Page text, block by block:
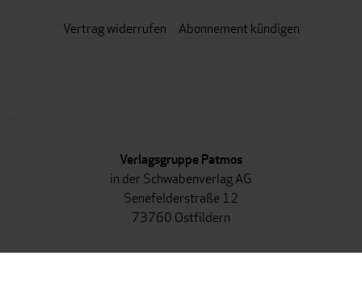
Vertrag widerrufen Abonnement kündigen
Verlagsgruppe Patmos
in der Schwabenverlag AG
Senefelderstraße 12
73760 Ostfildern